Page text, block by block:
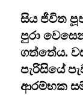
සිය ජීවිත
පුරා
ගත්තේය.
පැරිසියේ
ආරම්භක